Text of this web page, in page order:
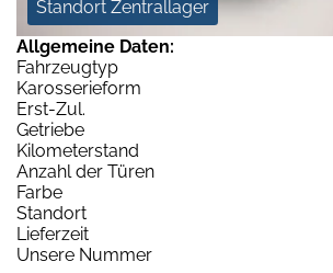
Standort Zentrallager
Allgemeine Daten:
Fahrzeugtyp
Karosserieform
Erst-Zul.
Getriebe
Kilometerstand
Anzahl der Türen
Farbe
Standort
Lieferzeit
Unsere Nummer